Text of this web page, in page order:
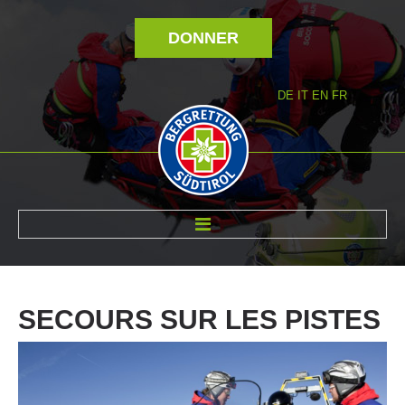
DONNER
DE IT EN FR
SECOURS SUR LES PISTES